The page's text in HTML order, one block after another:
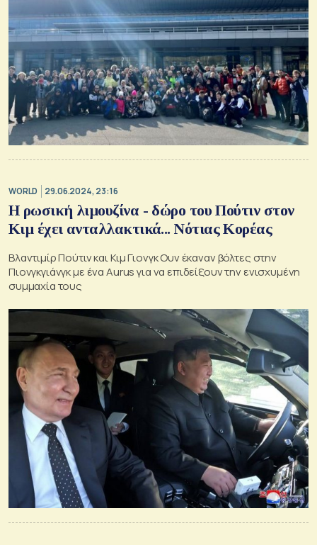
WORLD 29.06.2024, 23:16
Η ρωσική λιμουζίνα - δώρο του Πούτιν στον
Κιμ έχει ανταλλακτικά... Νότιας Κορέας
Βλαντιμίρ Πούτιν και Κιμ Γιονγκ Ουν έκαναν βόλτες στην
Πιονγκγιάνγκ με ένα Aurus για να επιδείξουν την ενισχυμένη
συμμαχία τους